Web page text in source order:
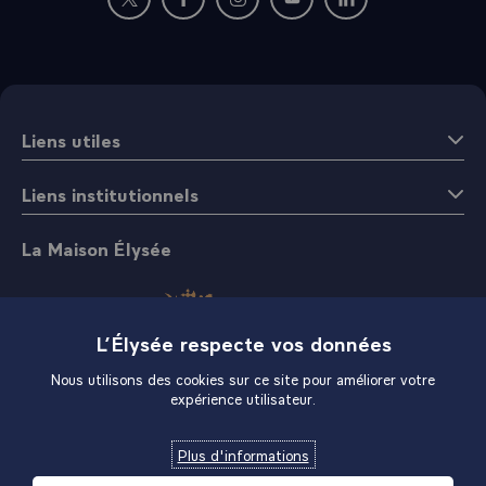
Nouvelle fenêtre : rejoignez-nous sur Twitter
Nouvelle fenêtre : rejoignez-nous sur
Nouvelle fenêtre : rejoignez-nous
Nouvelle fenêtre :
Nouvelle fenêtre :
Liens utiles
Liens institutionnels
La Maison Élysée
L’Élysée respecte vos données
Nous utilisons des cookies sur ce site pour améliorer votre
expérience utilisateur.
Plus d'informations